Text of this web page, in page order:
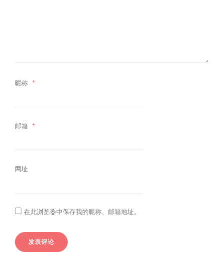
昵称 *
邮箱 *
网址
在此浏览器中保存我的昵称、邮箱地址。